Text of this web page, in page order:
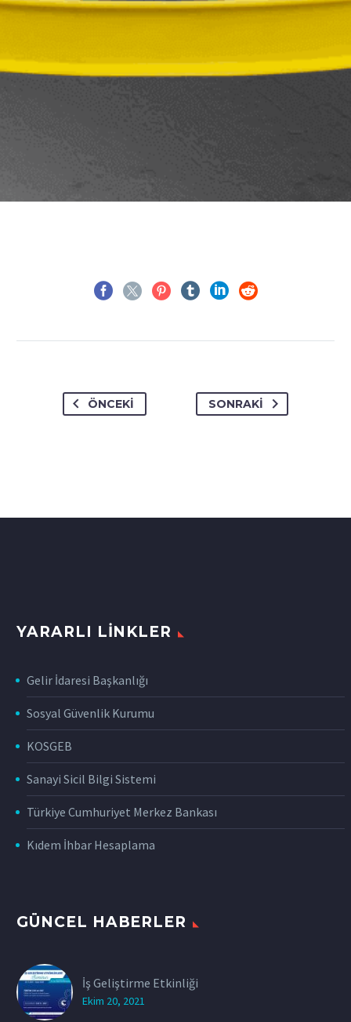
ÖNCEKI SONRAKI
YARARLI LINKLER
Gelir İdaresi Başkanlığı
Sosyal Güvenlik Kurumu
KOSGEB
Sanayi Sicil Bilgi Sistemi
Türkiye Cumhuriyet Merkez Bankası
Kıdem İhbar Hesaplama
GÜNCEL HABERLER
İş Geliştirme Etkinliği
Ekim 20, 2021